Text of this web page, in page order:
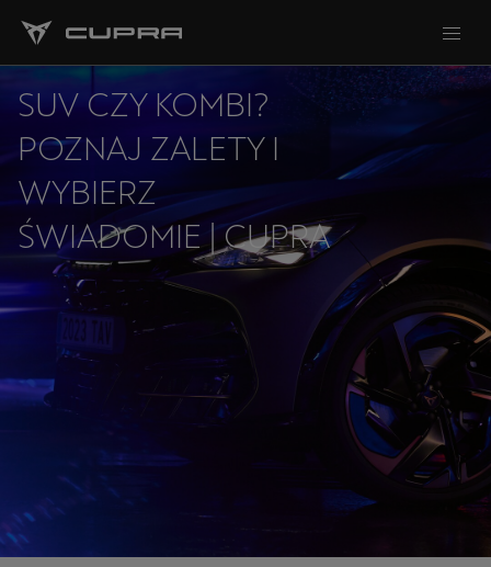
SUV CZY KOMBI?
POZNAJ ZALETY I
WYBIERZ
ŚWIADOMIE | CUPRA